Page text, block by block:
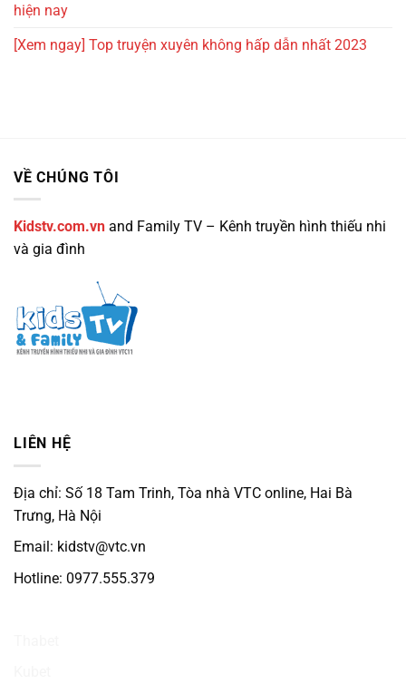
hiện nay
[Xem ngay] Top truyện xuyên không hấp dẫn nhất 2023
VỀ CHÚNG TÔI
Kidstv.com.vn and Family TV – Kênh truyền hình thiếu nhi
và gia đình
LIÊN HỆ
Địa chỉ: Số 18 Tam Trinh, Tòa nhà VTC online, Hai Bà
Trưng, Hà Nội
Email: kidstv@vtc.vn
Hotline: 0977.555.379